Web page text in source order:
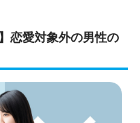
恋愛対象外の男性の